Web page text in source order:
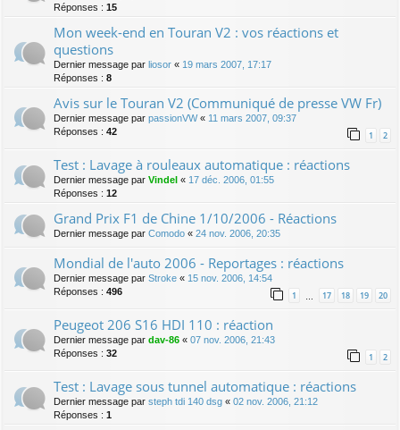
Réponses : 15
Mon week-end en Touran V2 : vos réactions et
questions
Dernier message par liosor « 19 mars 2007, 17:17
Réponses : 8
Avis sur le Touran V2 (Communiqué de presse VW Fr)
Dernier message par passionVW« 11 mars 2007, 09:37
Réponses : 42 1 2
Test : Lavage à rouleaux automatique : réactions
Dernier message par Vindel « 17 déc. 2006, 01:55
Réponses : 12
Grand Prix F1 de Chine 1/10/2006 - Réactions
Dernier message par Comodo « 24 nov. 2006, 20:35
Mondial de l'auto 2006 - Reportages : réactions
Dernier message par Stroke « 15 nov. 2006, 14:54
Réponses : 496 1 … 17 18 19 20
Peugeot 206 S16 HDI 110 : réaction
Dernier message par dav-86 « 07 nov. 2006, 21:43
Réponses : 32 1 2
Test : Lavage sous tunnel automatique : réactions
Dernier message par steph tdi 140 dsg « 02 nov. 2006, 21:12
Réponses : 1